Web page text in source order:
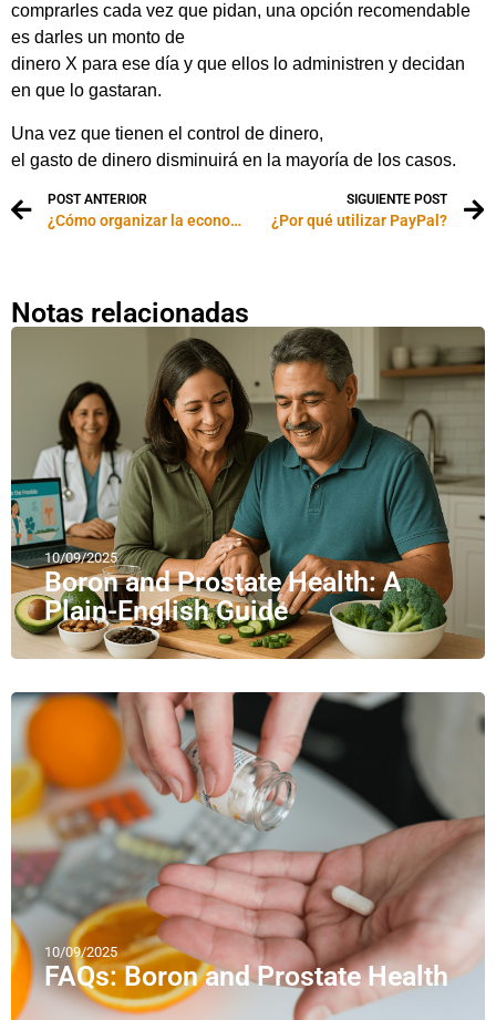
comprarles cada vez que pidan, una opción recomendable
es darles un monto de
dinero X para ese día y que ellos lo administren y decidan
en que lo gastaran.
Una vez que tienen el control de dinero,
el gasto de dinero disminuirá en la mayoría de los casos.
POST ANTERIOR
¿Cómo organizar la economía de tu familia?
SIGUIENTE POST
¿Por qué utilizar PayPal?
Notas relacionadas
10/09/2025
Boron and Prostate Health: A
Plain-English Guide
10/09/2025
FAQs: Boron and Prostate Health